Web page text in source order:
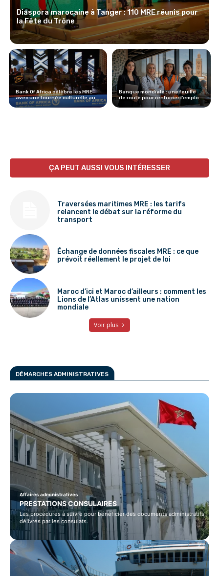
Diaspora marocaine à Tanger : 110 MRE réunis pour
la Fête du Trône
Bank Of Africa célèbre les MRE
avec une tournée culturelle au
Maroc
Banque mondiale : une feuille
de route pour renforcer l’emploi
des femmes au Maroc
ÇA PEUT AUSSI VOUS INTÉRESSER
Traversées maritimes MRE : les tarifs
relancent le débat sur la réforme du
transport
Échange de données fiscales MRE : ce que
prévoit réellement le projet de loi
Maroc d’ici et Maroc d’ailleurs : comment les
Lions de l’Atlas unissent une nation
mondiale
Voir plus
DÉMARCHES ADMINISTRATIVES
Affaires administratives
PRESTATIONS CONSULAIRES
Les procédures à suivre pour bénéficier des documents administratifs
délivrés par les consulats.